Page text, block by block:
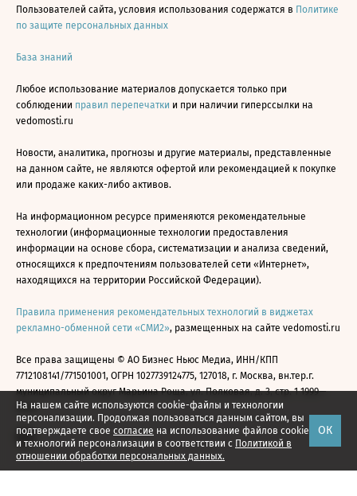
На нашем сайте используются cookie-файлы и технологии
персонализации. Продолжая пользоваться данным сайтом, вы
подтверждаете свое согласие на использование файлов cookie
и технологий персонализации в соответствии с Политикой в
отношении обработки персональных данных.
ОК
Пользователей сайта, условия использования содержатся в Политике
по защите персональных данных
База знаний
Любое использование материалов допускается только при
соблюдении правил перепечатки и при наличии гиперссылки на
vedomosti.ru
Новости, аналитика, прогнозы и другие материалы, представленные
на данном сайте, не являются офертой или рекомендацией к покупке
или продаже каких-либо активов.
На информационном ресурсе применяются рекомендательные
технологии (информационные технологии предоставления
информации на основе сбора, систематизации и анализа сведений,
относящихся к предпочтениям пользователей сети «Интернет»,
находящихся на территории Российской Федерации).
Правила применения рекомендательных технологий в виджетах
рекламно-обменной сети «СМИ2», размещенных на сайте vedomosti.ru
Все права защищены © АО Бизнес Ньюс Медиа, ИНН/КПП
7712108141/771501001, ОГРН 1027739124775, 127018, г. Москва, вн.тер.г.
муниципальный округ Марьина Роща, ул. Полковая, д. 3, стр. 1 1999—
2026